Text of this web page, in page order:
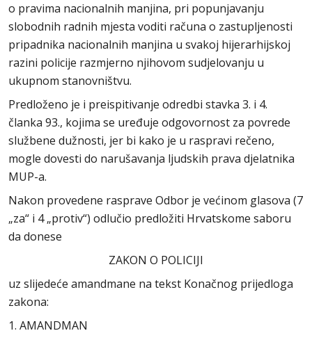
o pravima nacionalnih manjina, pri popunjavanju
slobodnih radnih mjesta voditi računa o zastupljenosti
pripadnika nacionalnih manjina u svakoj hijerarhijskoj
razini policije razmjerno njihovom sudjelovanju u
ukupnom stanovništvu.
Predloženo je i preispitivanje odredbi stavka 3. i 4.
članka 93., kojima se uređuje odgovornost za povrede
službene dužnosti, jer bi kako je u raspravi rečeno,
mogle dovesti do narušavanja ljudskih prava djelatnika
MUP-a.
Nakon provedene rasprave Odbor je većinom glasova (7
„za“ i 4 „protiv“) odlučio predložiti Hrvatskome saboru
da donese
ZAKON O POLICIJI
uz slijedeće amandmane na tekst Konačnog prijedloga
zakona:
1. AMANDMAN